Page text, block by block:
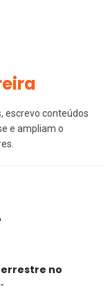
escrevo conteúdos
e ampliam o
no